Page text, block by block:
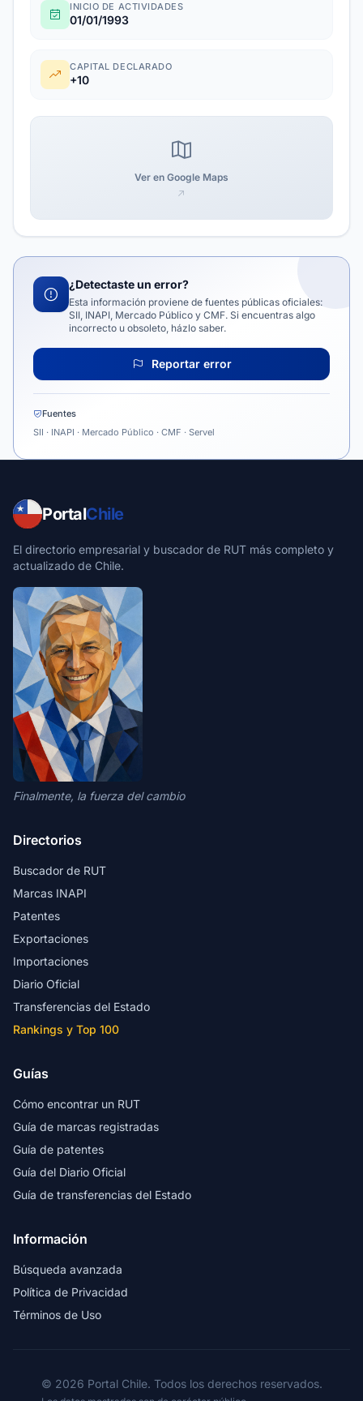
INICIO DE ACTIVIDADES
01/01/1993
CAPITAL DECLARADO
+10
Ver en Google Maps
¿Detectaste un error?
Esta información proviene de fuentes públicas oficiales:
SII, INAPI, Mercado Público y CMF. Si encuentras algo
incorrecto u obsoleto, házlo saber.
Reportar error
Fuentes
SII · INAPI · Mercado Público · CMF · Servel
PortalChile
El directorio empresarial y buscador de RUT más completo y
actualizado de Chile.
Finalmente, la fuerza del cambio
Directorios
Buscador de RUT
Marcas INAPI
Patentes
Exportaciones
Importaciones
Diario Oficial
Transferencias del Estado
Rankings y Top 100
Guías
Cómo encontrar un RUT
Guía de marcas registradas
Guía de patentes
Guía del Diario Oficial
Guía de transferencias del Estado
Información
Búsqueda avanzada
Política de Privacidad
Términos de Uso
© 2026 Portal Chile. Todos los derechos reservados.